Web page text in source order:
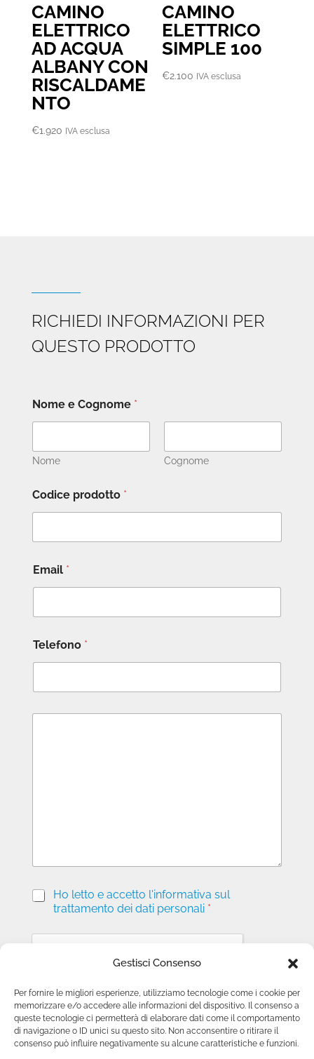
Gestisci Consenso
Per fornire le migliori esperienze, utilizziamo tecnologie come i cookie per
memorizzare e/o accedere alle informazioni del dispositivo. Il consenso a
queste tecnologie ci permetterà di elaborare dati come il comportamento
di navigazione o ID unici su questo sito. Non acconsentire o ritirare il
consenso può influire negativamente su alcune caratteristiche e funzioni.
CAMINO
ELETTRICO
AD ACQUA
ALBANY CON
RISCALDAME
NTO
€1.920 IVA esclusa
CAMINO
ELETTRICO
SIMPLE 100
€2.100 IVA esclusa
RICHIEDI INFORMAZIONI PER
QUESTO PRODOTTO
Nome e Cognome *
Nome Cognome
Codice prodotto *
Email *
Telefono *
M
P
v
a
*
Ho letto e accetto l'informativa sul
trattamento dei dati personali *
Invia richiesta